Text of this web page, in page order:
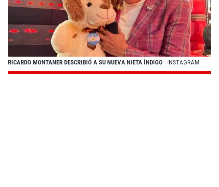
RICARDO MONTANER DESCRIBIÓ A SU NUEVA NIETA ÍNDIGO | INSTAGRAM